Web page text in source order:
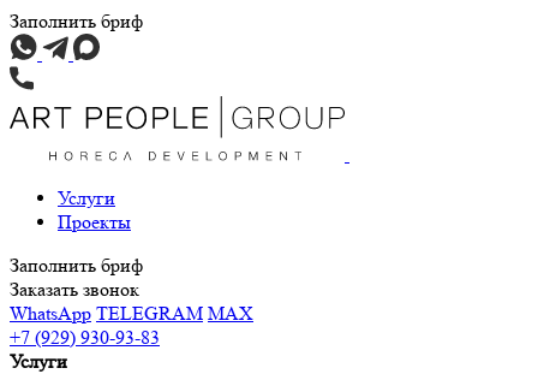
Заполнить бриф
Услуги
Проекты
Заполнить бриф
Заказать звонок
WhatsApp TELEGRAM MAX
+7 (929) 930-93-83
Услуги